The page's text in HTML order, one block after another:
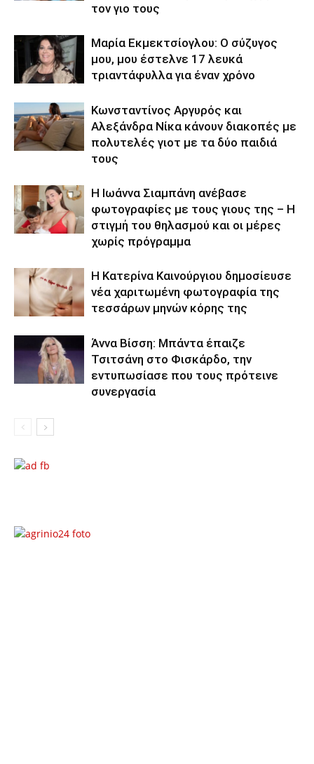
τον γιο τους
Μαρία Εκμεκτσίογλου: O σύζυγος
μου, μου έστελνε 17 λευκά
τριαντάφυλλα για έναν χρόνο
Κωνσταντίνος Αργυρός και
Αλεξάνδρα Νίκα κάνουν διακοπές με
πολυτελές γιοτ με τα δύο παιδιά
τους
H Ιωάννα Σιαμπάνη ανέβασε
φωτογραφίες με τους γιους της – Η
στιγμή του θηλασμού και οι μέρες
χωρίς πρόγραμμα
Η Κατερίνα Καινούργιου δημοσίευσε
νέα χαριτωμένη φωτογραφία της
τεσσάρων μηνών κόρης της
Άννα Βίσση: Μπάντα έπαιζε
Τσιτσάνη στο Φισκάρδο, την
εντυπωσίασε που τους πρότεινε
συνεργασία